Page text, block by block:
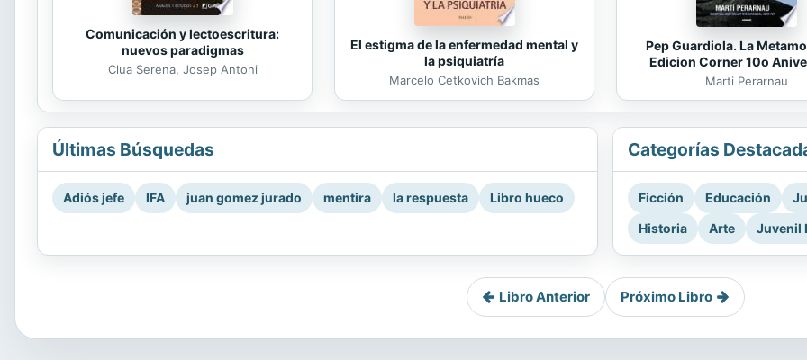
Comunicación y lectoescritura:
nuevos paradigmas
Clua Serena, Josep Antoni
El estigma de la enfermedad mental y
la psiquiatría
Marcelo Cetkovich Bakmas
Pep Guardiola. La
Edicion Corner 10o
Marti Perarnau
Últimas Búsquedas
Adiós jefe IFA juan gomez jurado mentira la respuesta Libro hueco
Categorías
Ficción Educación
Historia
Arte Juvenil
Libro Anterior Próximo Libro